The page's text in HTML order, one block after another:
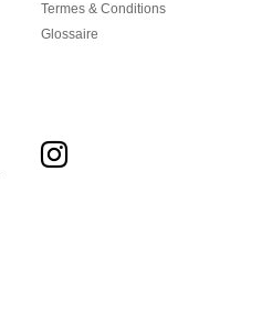
Termes & Conditions
Glossaire